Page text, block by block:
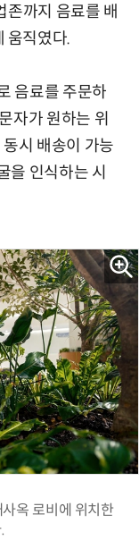
존까지 음료를 배
움직였다.
음료를 주문하
자가 원하는 위
시 배송이 가능
을 인식하는 시
옥 로비에 위치한